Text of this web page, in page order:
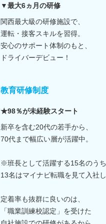
▼最大6ヵ月の研修
関西最大級の研修施設で、
運転・接客スキルを習得。
安心のサポート体制のもと、
ドライバーデビュー！
教育研修制度
★98％が未経験スタート
新卒を含む20代の若手から、
70代まで幅広い層が活躍中。
※班長として活躍する15名のうち
13名はマイナビ転職を見て入社し
定着率も抜群に良いのは、
「職業訓練校認定」を受けた